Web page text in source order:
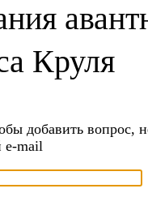
Круля
добавить вопрос,
e-mail